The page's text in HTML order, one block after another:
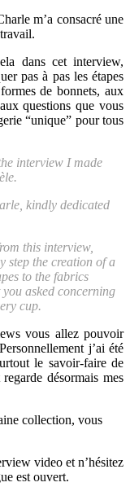
m’a consacré une
dans cet interview,
pas à pas les étapes
de bonnets, aux
questions que vous
“unique” pour tous
interview I made
kindly dedicated
this interview,
step the creation of a
to the fabrics
asked concerning
cup.
vous allez pouvoir
j’ai été
le savoir-faire de
désormais mes
collection, vous
video et n’hésitez
est ouvert.